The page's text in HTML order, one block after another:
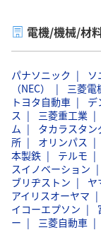
社で私の傾聴力
き、柔軟な対応
る。
電機/機械/材
パナソニック ソ
（NEC）
三菱電
トヨタ自動車
デ
ス
三菱重工業
ム
タカラスタン
所
オリンパス
本製鉄
テルモ
スイノベーション
ブリヂストン
ヤ
アイリスオーヤマ
イコーエプソン
ー
三菱自動車